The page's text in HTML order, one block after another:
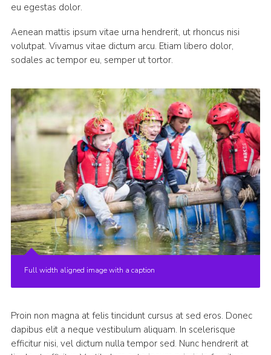
eu egestas dolor.
Aenean mattis ipsum vitae urna hendrerit, ut rhoncus nisi
volutpat. Vivamus vitae dictum arcu. Etiam libero dolor,
sodales ac tempor eu, semper ut tortor.
Full width aligned image with a caption
Proin non magna at felis tincidunt cursus at sed eros. Donec
dapibus elit a neque vestibulum aliquam. In scelerisque
efficitur nisi, vel dictum nulla tempor sed. Nunc hendrerit at